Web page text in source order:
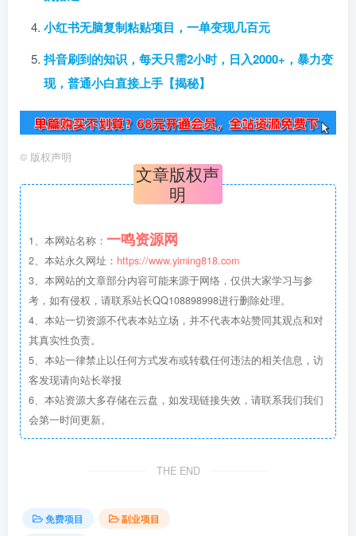
小红书无脑复制粘贴项目，一单变现几百元
抖音刷到的知识，每天只需2小时，日入2000+，暴力变
现，普通小白直接上手【揭秘】
© 版权声明
文章版权声
明
1、本网站名称： 一鸣资源网
2、本站永久网址： https://www.yiming818.com
3、本网站的文章部分内容可能来源于网络，仅供大家学习与参
考，如有侵权，请联系站长QQ108898998进行删除处理。
4、本站一切资源不代表本站立场，并不代表本站赞同其观点和对
其真实性负责。
5、本站一律禁止以任何方式发布或转载任何违法的相关信息，访
客发现请向站长举报
6、本站资源大多存储在云盘，如发现链接失效，请联系我们我们
会第一时间更新。
THE END
免费项目
副业项目